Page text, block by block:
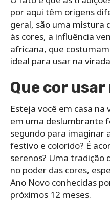
por aqui têm origens
geral, são uma mistura
às cores, a influência
africana, que
ideal para usar na
Que cor usar
Esteja você em casa na
em uma deslumbrante
segundo para imaginar
festivo e colorido? É
serenos? Uma tradição
no poder das cores,
Ano Novo conhecidas
próximos 12 meses.